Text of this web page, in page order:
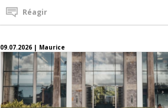
Réagir
09.07.2026 | Maurice